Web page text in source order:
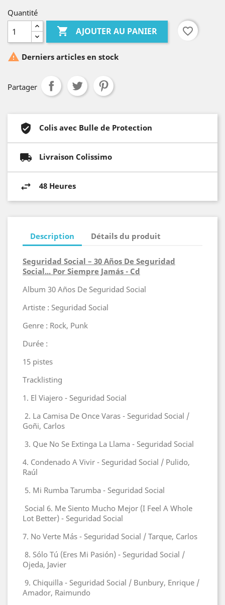
Quantité
 AJOUTER AU PANIER favorite_border
 Derniers articles en stock
Partager
Colis avec Bulle de Protection
Livraison Colissimo
48 Heures
Description Détails du produit
Seguridad Social – 30 Años De Seguridad
Social... Por Siempre Jamás - Cd
Album 30 Años De Seguridad Social
Artiste : Seguridad Social
Genre : Rock, Punk
Durée :
15 pistes
Tracklisting
1. El Viajero - Seguridad Social
2. La Camisa De Once Varas - Seguridad Social /
Goñi, Carlos
3. Que No Se Extinga La Llama - Seguridad Social
4. Condenado A Vivir - Seguridad Social / Pulido,
Raúl
5. Mi Rumba Tarumba - Seguridad Social
Social 6. Me Siento Mucho Mejor (I Feel A Whole
Lot Better) - Seguridad Social
7. No Verte Más - Seguridad Social / Tarque, Carlos
8. Sólo Tú (Eres Mi Pasión) - Seguridad Social /
Ojeda, Javier
9. Chiquilla - Seguridad Social / Bunbury, Enrique /
Amador, Raimundo